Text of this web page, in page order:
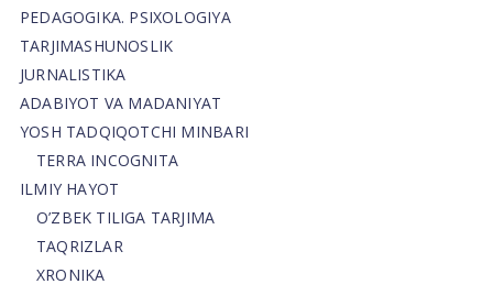
PEDAGOGIKA. PSIXOLOGIYA
TARJIMASHUNOSLIK
JURNALISTIKA
ADABIYOT VA MADANIYAT
YOSH TADQIQOTCHI MINBARI
TERRA INCOGNITA
ILMIY HAYOT
O’ZBEK TILIGA TARJIMA
TAQRIZLAR
XRONIKA